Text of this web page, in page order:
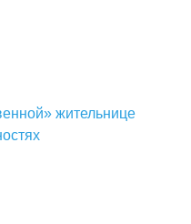
жительнице